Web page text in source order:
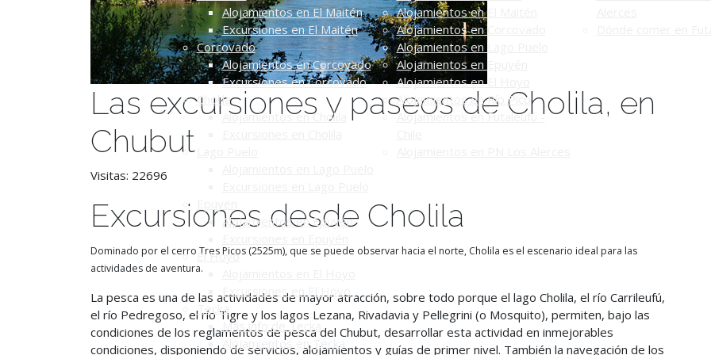
Alojamientos en El Maitén
Excursiones en El Maitén
Corcovado
Alojamientos en Corcovado
Excursiones en Corcovado
Cholila
Alojamientos en Cholila
Alojamientos en Epuyén
El Hoyo
Excursiones en El Hoyo
Tecka
Más info de Tecka
Alojamientos en Tecka
Alojamientos en El Maitén
Alojamientos en Corcovado
Alojamientos en Lago Puelo
Alojamientos en Epuyén
Alojamientos en El Hoyo
Alojamientos en Río Pico
Alojamientos en Futaleufú -
Dónde comer en
Las excursiones y paseos de Cholila, en
Chubut
Visitas: 22696
Excursiones desde Cholila
Dominado por el cerro Tres Picos (2525m), que se puede observar hacia el norte, Cholila es el escenario ideal para las
actividades de aventura.
La pesca es una de las actividades de mayor atracción, sobre todo porque el lago Cholila, el río Carrileufú,
el río Pedregoso, el río Tigre y los lagos Lezana, Rivadavia y Pellegrini (o Mosquito), permiten, bajo las
condiciones de los reglamentos de pesca del Chubut, desarrollar esta actividad en inmejorables
condiciones, disponiendo de servicios, alojamientos y guías de primer nivel. También la navegación de los